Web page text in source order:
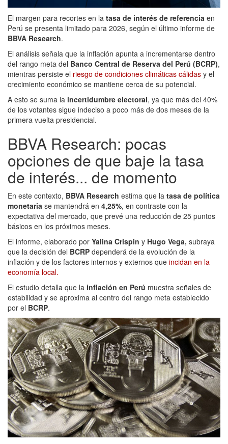
El margen para recortes en la tasa de interés de referencia en
Perú se presenta limitado para 2026, según el último informe de
BBVA Research.
El análisis señala que la inflación apunta a incrementarse dentro
del rango meta del Banco Central de Reserva del Perú (BCRP),
mientras persiste el riesgo de condiciones climáticas cálidas y el
crecimiento económico se mantiene cerca de su potencial.
A esto se suma la incertidumbre electoral, ya que más del 40%
de los votantes sigue indeciso a poco más de dos meses de la
primera vuelta presidencial.
BBVA Research: pocas
opciones de que baje la tasa
de interés... de momento
En este contexto, BBVA Research estima que la tasa de política
monetaria se mantendrá en 4,25%, en contraste con la
expectativa del mercado, que prevé una reducción de 25 puntos
básicos en los próximos meses.
El informe, elaborado por Yalina Crispin y Hugo Vega, subraya
que la decisión del BCRP dependerá de la evolución de la
inflación y de los factores internos y externos que incidan en la
economía local.
El estudio detalla que la inflación en Perú muestra señales de
estabilidad y se aproxima al centro del rango meta establecido
por el BCRP.